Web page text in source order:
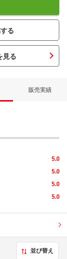
る
見る
販売実績
5.0
5.0
5.0
5.0
並び替え